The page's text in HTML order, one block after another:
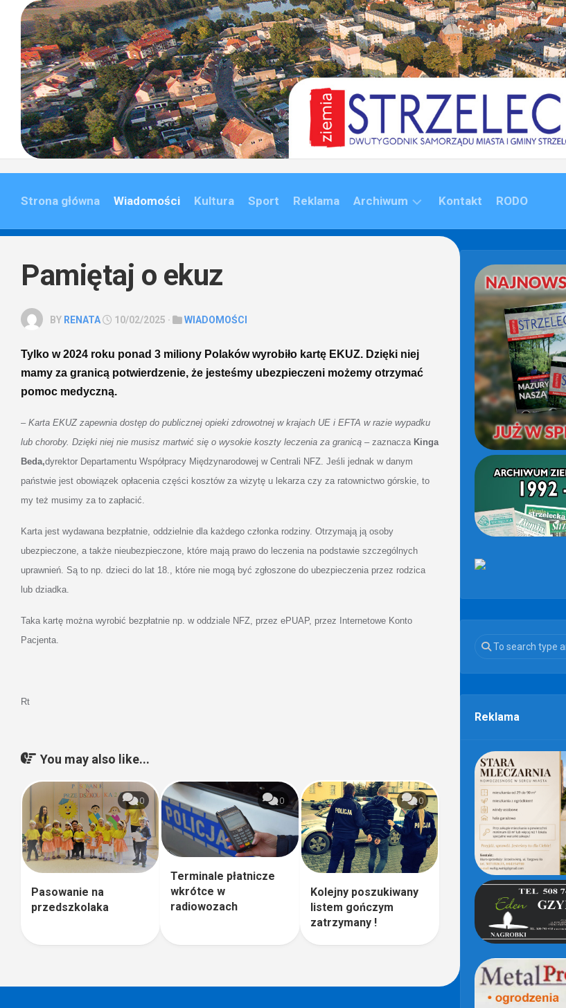
content
Strona główna Wiadomości Kultura Sport Reklama Archiwum Kontakt RODO
Pamiętaj o ekuz
BY RENATA 10/02/2025 · WIADOMOŚCI
Tylko w 2024 roku ponad 3 miliony Polaków wyrobiło kartę EKUZ. Dzięki niej
mamy za granicą potwierdzenie, że jesteśmy ubezpieczeni możemy otrzymać
pomoc medyczną.
– Karta EKUZ zapewnia dostęp do publicznej opieki zdrowotnej w krajach UE i EFTA w razie wypadku
lub choroby. Dzięki niej nie musisz martwić się o wysokie koszty leczenia za granicą – zaznacza Kinga
Beda,dyrektor Departamentu Współpracy Międzynarodowej w Centrali NFZ. Jeśli jednak w danym
państwie jest obowiązek opłacenia części kosztów za wizytę u lekarza czy za ratownictwo górskie, to
my też musimy za to zapłacić.
Karta jest wydawana bezpłatnie, oddzielnie dla każdego członka rodziny. Otrzymają ją osoby
ubezpieczone, a także nieubezpieczone, które mają prawo do leczenia na podstawie szczególnych
uprawnień. Są to np. dzieci do lat 18., które nie mogą być zgłoszone do ubezpieczenia przez rodzica
lub dziadka.
Taka kartę można wyrobić bezpłatnie np. w oddziale NFZ, przez ePUAP, przez Internetowe Konto
Pacjenta.
Rt
You may also like...
0
Pasowanie na
przedszkolaka
0
Terminale płatnicze
wkrótce w
radiowozach
0
Kolejny poszukiwany
listem gończym
zatrzymany !
Reklama